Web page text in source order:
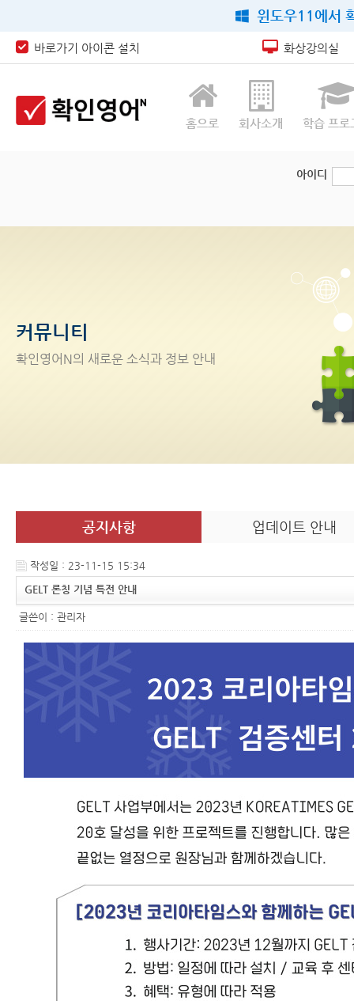
윈도우11에서
바로가기 아이콘 설치 화상강의실
홈으로 회사소개 학습 프로
아이디
커뮤니티
확인영어 N의 새로운 소식과 정보 안내
공지사항 업데이트 안내
작성일 : 23-11-15 15:34
GELT 론칭 기념 특전 안내
글쓴이 : 관리자